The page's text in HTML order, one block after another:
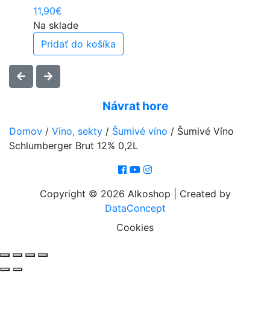
11,90€
Na sklade
Pridať do košíka
Návrat hore
Domov / Víno, sekty / Šumivé víno / Šumivé Víno
Schlumberger Brut 12% 0,2L
Copyright © 2026 Alkoshop | Created by
DataConcept
Cookies